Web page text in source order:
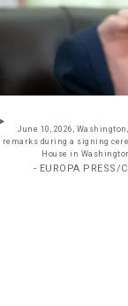
June 10, 2026,
remarks during a signing
House in
- EUROPA PRESS/